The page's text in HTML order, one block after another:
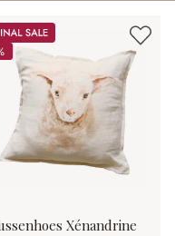
Xénandrine